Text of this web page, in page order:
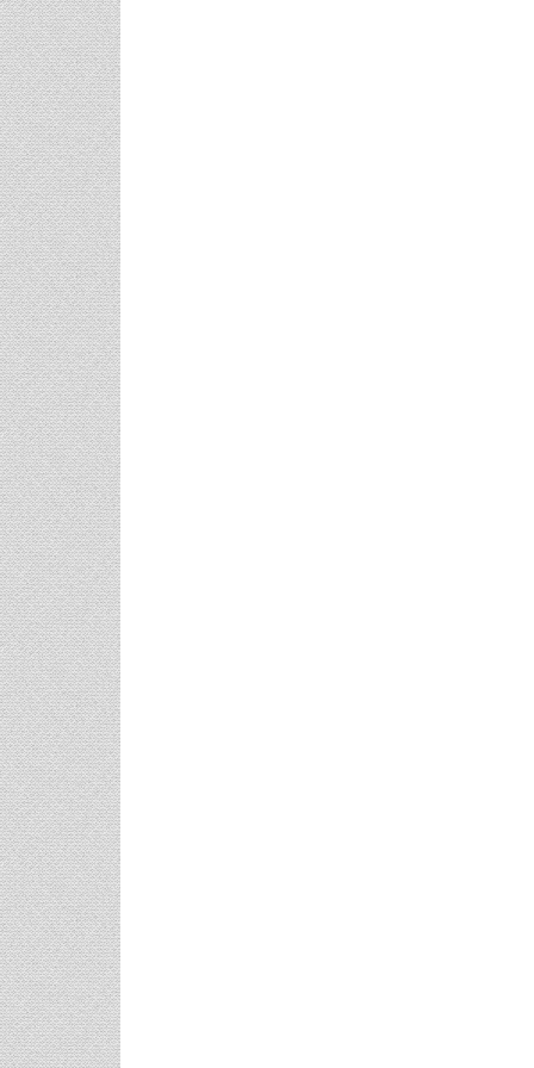
Γάμος Πάνος Μουζουράκη &
Μαριλού Κόζαρη - Έρχεται
Υπερπαραγωγή Στην Αίγινα